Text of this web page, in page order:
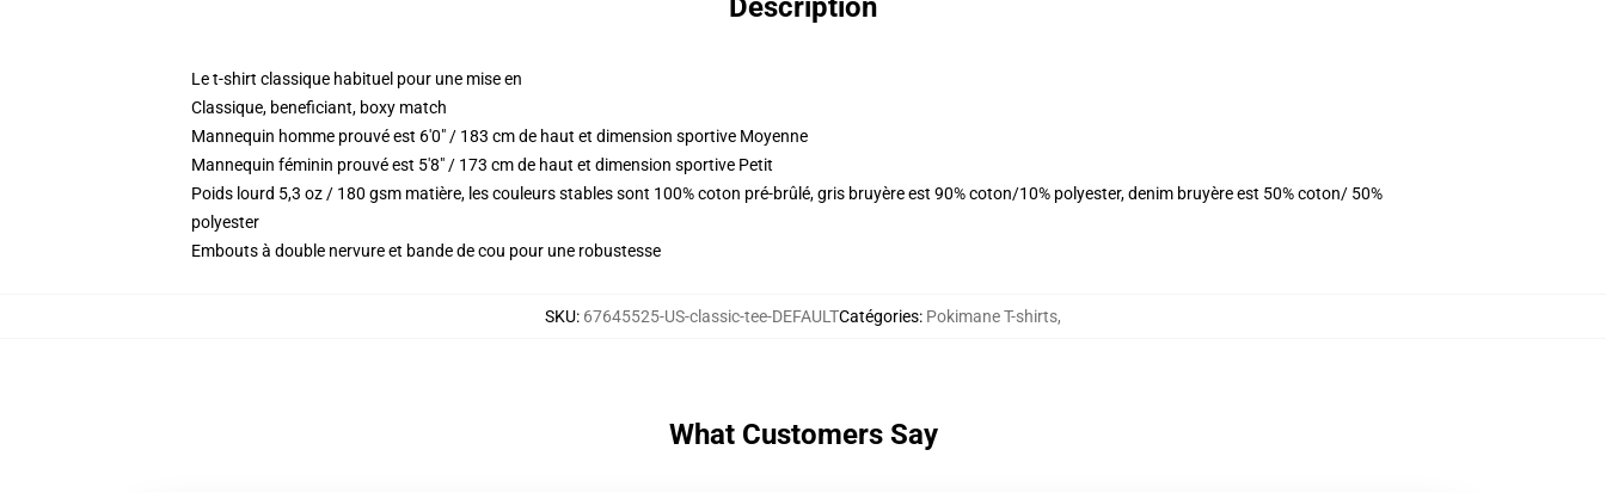
Description
Le t-shirt classique habituel pour une mise en
Classique, beneficiant, boxy match
Mannequin homme prouvé est 6'0" / 183 cm de haut et dimension sportive Moyenne
Mannequin féminin prouvé est 5'8" / 173 cm de haut et dimension sportive Petit
Poids lourd 5,3 oz / 180 gsm matière, les couleurs stables sont 100% coton pré-brûlé, gris bruyère est 90% coton/10% polyester, denim bruyère est 50% coton/ 50%
polyester
Embouts à double nervure et bande de cou pour une robustesse
SKU: 67645525-US-classic-tee-DEFAULTCatégories: Pokimane T-shirts,
What Customers Say